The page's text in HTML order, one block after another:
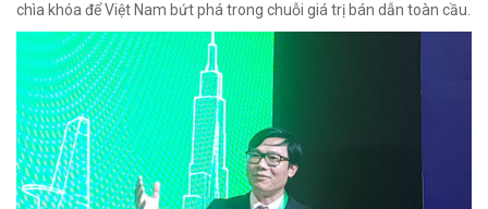
chìa khóa để Việt Nam bứt phá trong chuỗi giá trị bán dẫn toàn cầu.